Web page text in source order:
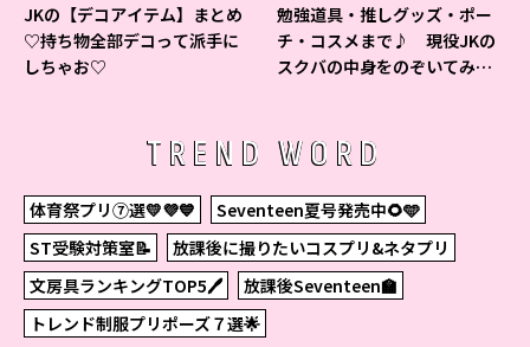
JKの【デコアイテム】まとめ
♡持ち物全部デコって派手に
しちゃお♡
勉強道具・推しグッズ・ポー
チ・コスメまで♪ 現役JKの
スクバの中身をのぞいてみ
TREND WORD
体育祭プリ⑦選💛💜💙
Seventeen夏号発売中🌻🩵
ST受験対策室📝
放課後に撮りたいコスプリ&ネタプリ
文房具ランキングTOP5🖊
放課後Seventeen🏫
トレンド制服プリポーズ７選🌟